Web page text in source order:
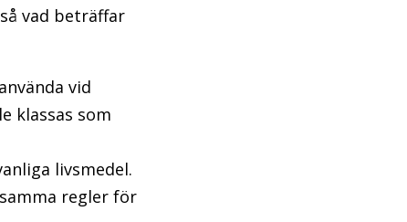
vad beträffar
vid
klassas som
livsmedel.
regler för